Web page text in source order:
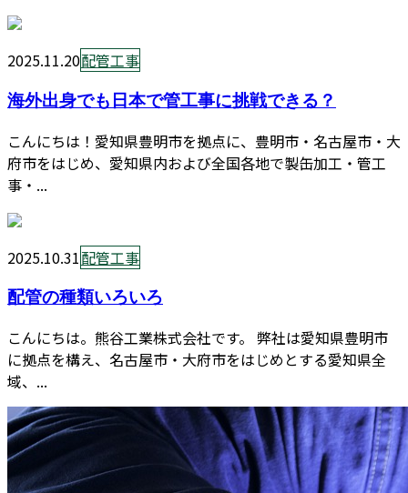
2025.11.20配管工事
海外出身でも日本で管工事に挑戦できる？
こんにちは！愛知県豊明市を拠点に、豊明市・名古屋市・大
府市をはじめ、愛知県内および全国各地で製缶加工・管工
事・...
2025.10.31配管工事
配管の種類いろいろ
こんにちは。熊谷工業株式会社です。 弊社は愛知県豊明市
に拠点を構え、名古屋市・大府市をはじめとする愛知県全
域、...